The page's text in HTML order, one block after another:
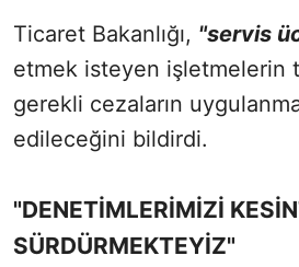
Ticaret Bakanlığı, "servis
etmek isteyen işletmelerin
gerekli cezaların
edileceğini bildirdi.
"DENETİMLERİMİZİ
SÜRDÜRMEKTEYİZ"